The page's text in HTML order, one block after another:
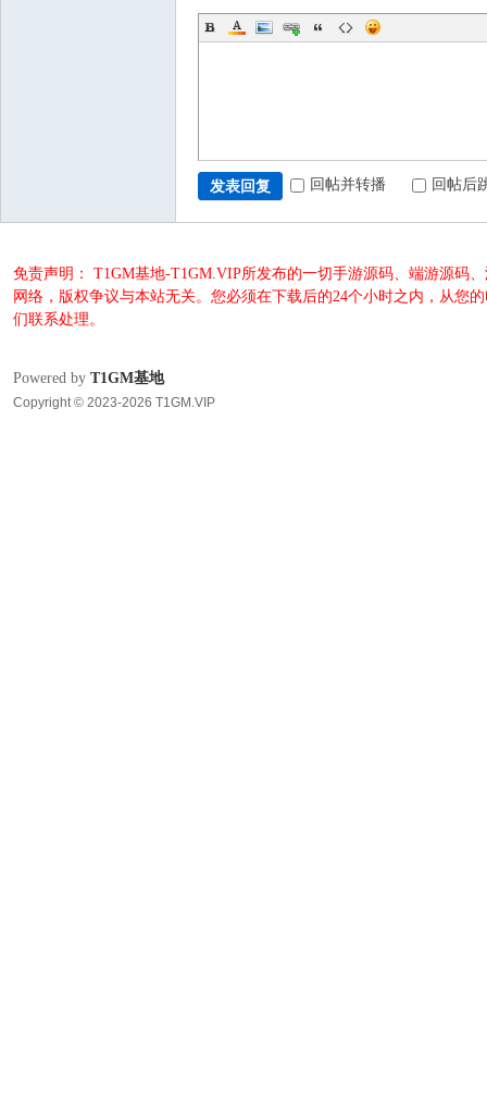
发表回复 回帖并转播 回帖后
免责声明： T1GM基地-T1GM.VIP所发布的一切手游源码、端游源码
网络，版权争议与本站无关。您必须在下载后的24个小时之内，从您
们联系处理。
Powered by T1GM基地
Copyright © 2023-2026 T1GM.VIP